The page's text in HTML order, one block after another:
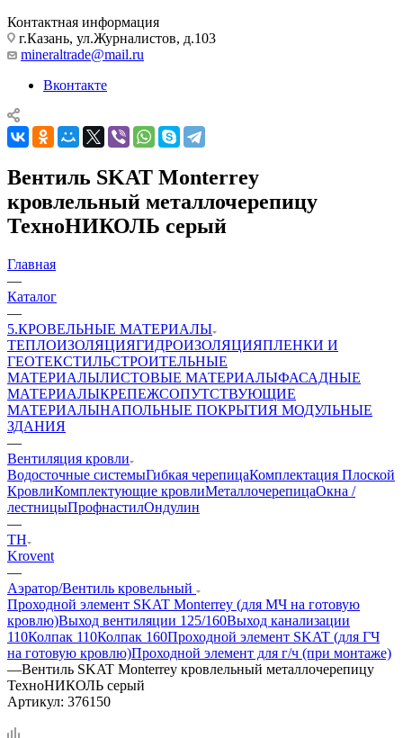
Контактная информация
г.Казань, ул.Журналистов, д.103
mineraltrade@mail.ru
Вконтакте
Вентиль SKAT Monterrey
кровлельный металлочерепицу
ТехноНИКОЛЬ серый
Главная
—
Каталог
—
5.КРОВЕЛЬНЫЕ МАТЕРИАЛЫ
ТЕПЛОИЗОЛЯЦИЯГИДРОИЗОЛЯЦИЯПЛЕНКИ И
ГЕОТЕКСТИЛЬСТРОИТЕЛЬНЫЕ
МАТЕРИАЛЫЛИСТОВЫЕ МАТЕРИАЛЫФАСАДНЫЕ
МАТЕРИАЛЫКРЕПЕЖСОПУТСТВУЮЩИЕ
МАТЕРИАЛЫНАПОЛЬНЫЕ ПОКРЫТИЯ МОДУЛЬНЫЕ
ЗДАНИЯ
—
Вентиляция кровли
Водосточные системыГибкая черепицаКомплектация Плоской
КровлиКомплектующие кровлиМеталлочерепицаОкна /
лестницыПрофнастилОндулин
—
ТН
Krovent
—
Аэратор/Вентиль кровельный
Проходной элемент SKAT Monterrey (для МЧ на готовую
кровлю)Выход вентиляции 125/160Выход канализации
110Колпак 110Колпак 160Проходной элемент SKAT (для ГЧ
на готовую кровлю)Проходной элемент для г/ч (при монтаже)
—Вентиль SKAT Monterrey кровлельный металлочерепицу
ТехноНИКОЛЬ серый
Артикул: 376150